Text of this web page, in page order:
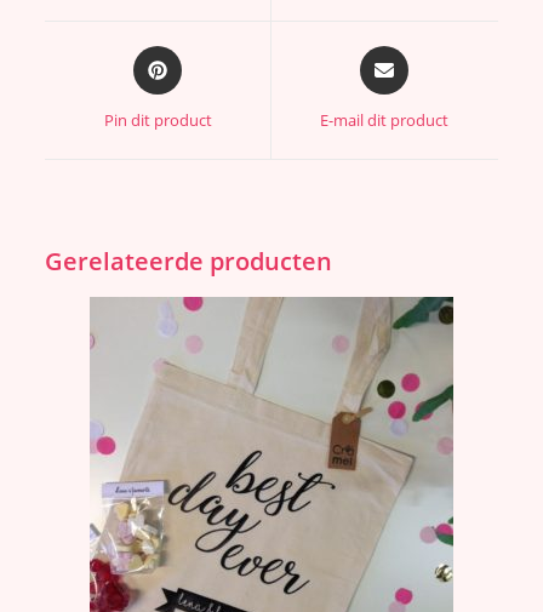
Pin dit product E-mail dit product
Gerelateerde producten